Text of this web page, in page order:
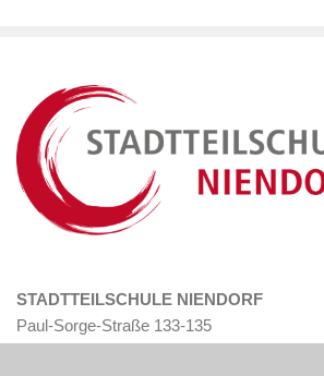
STADTTEILSCHULE NIENDORF
Paul-Sorge-Straße 133-135